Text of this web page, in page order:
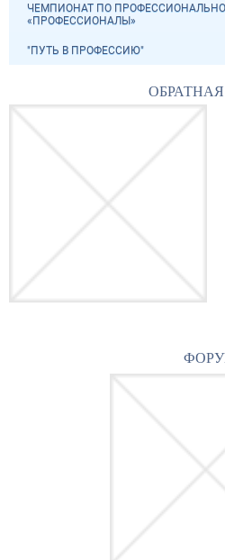
ЧЕМПИОНАТ ПО
«ПРОФЕССИОНАЛЫ»
"ПУТЬ В ПРОФЕССИЮ"
ОБРАТНАЯ